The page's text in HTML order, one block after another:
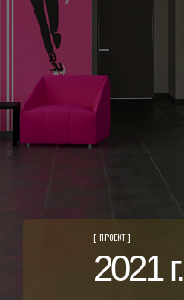
2021 г.
[ ПРОЕКТ ]